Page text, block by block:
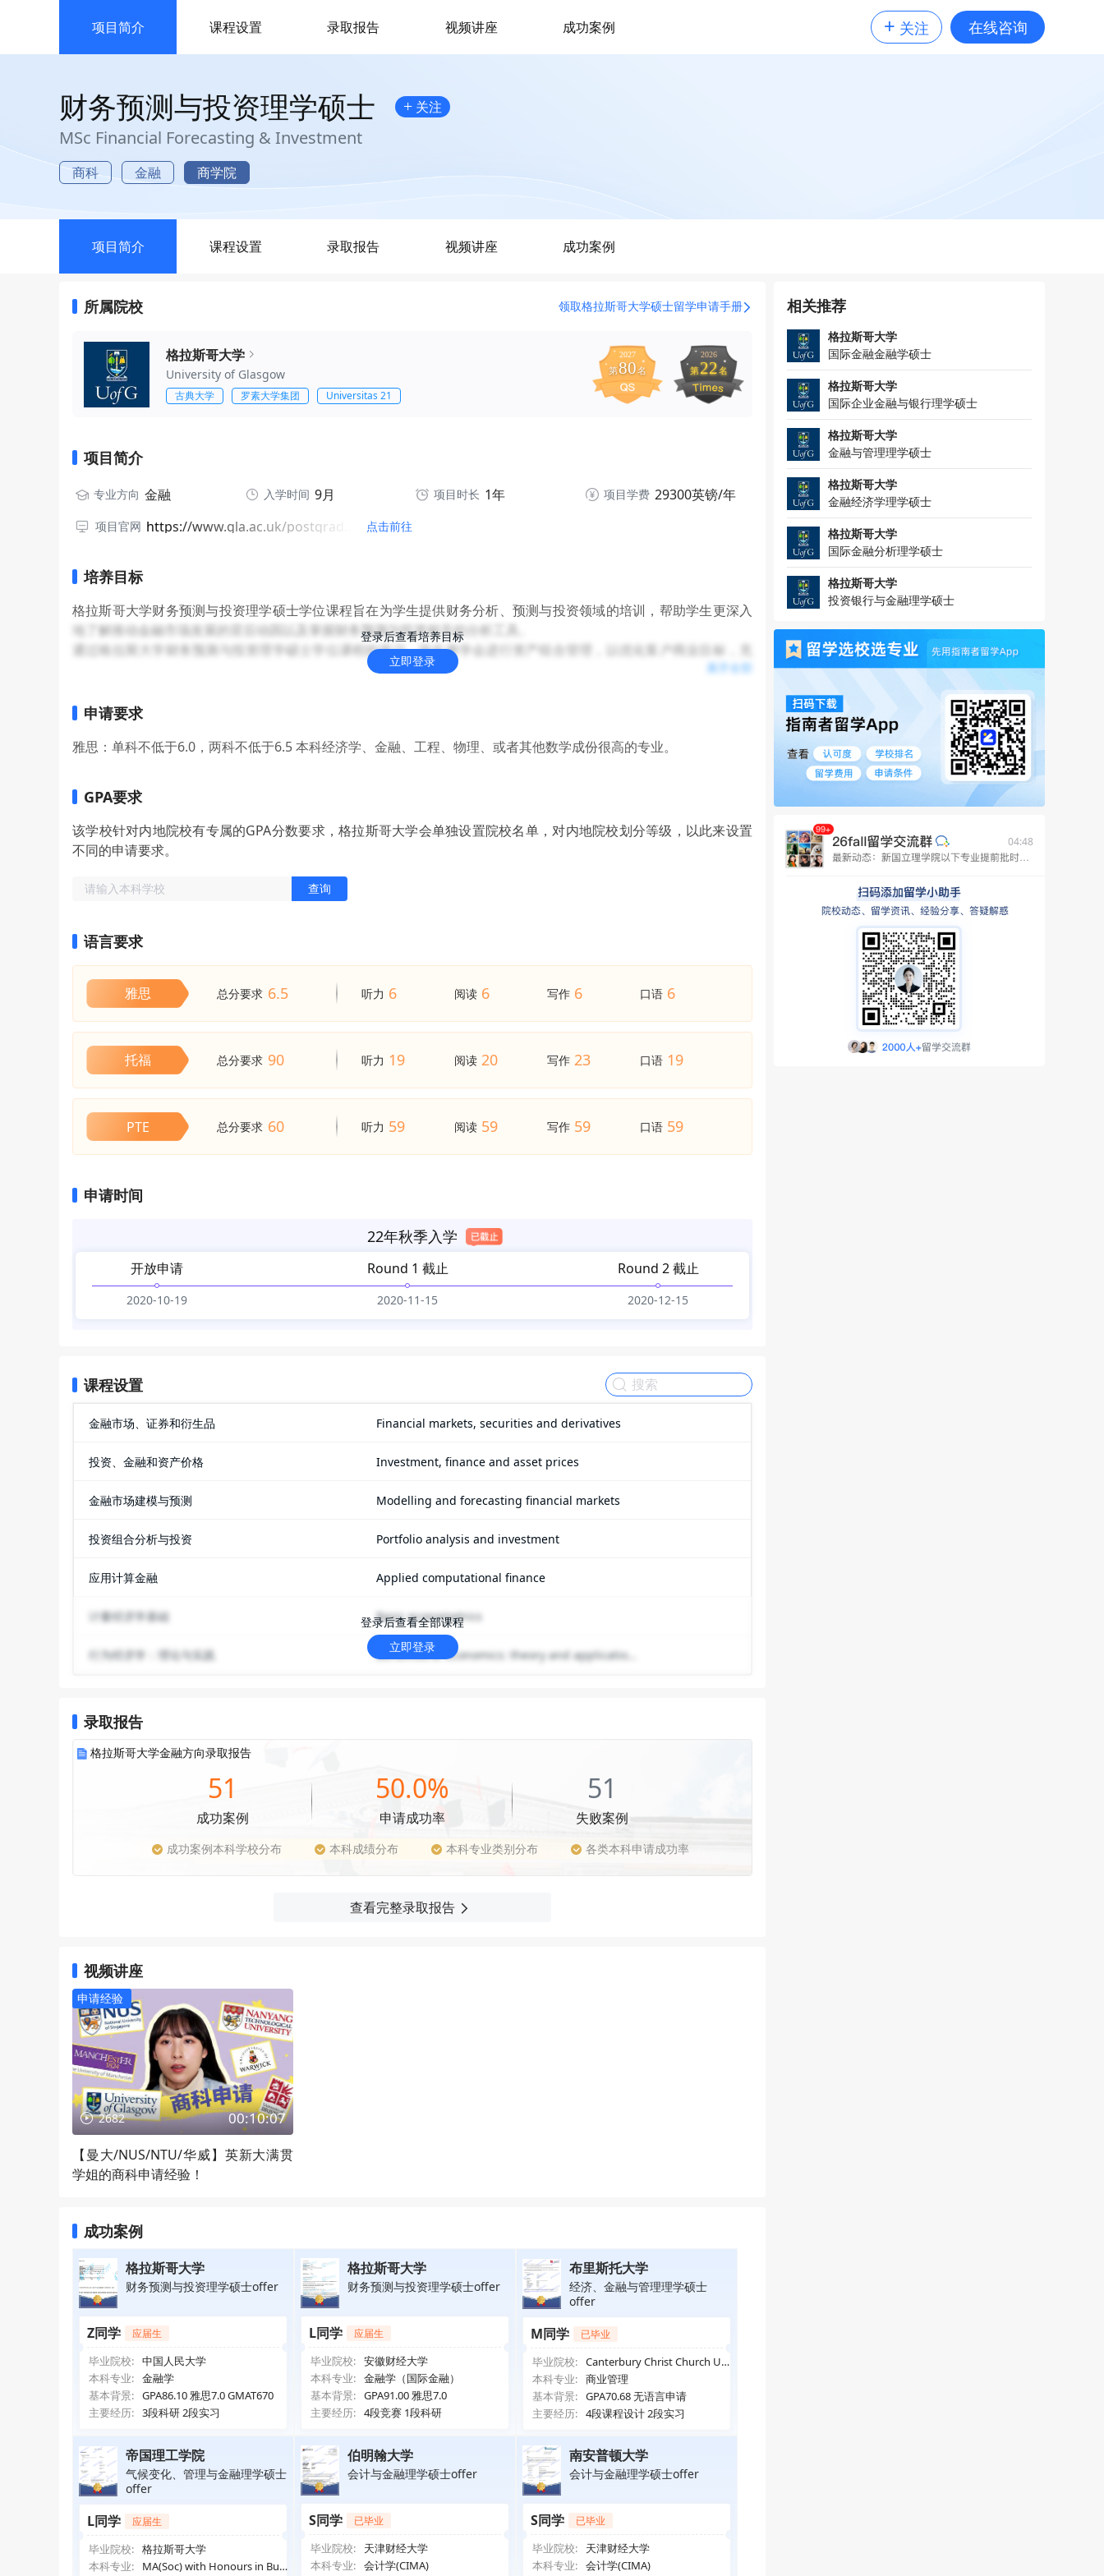
项目简介 课程设置 录取报告 视频讲座 成功案例 + 关注 在线咨询
财务预测与投资理学硕士 + 关注
MSc Financial Forecasting & Investment
商科 金融 商学院
项目简介 课程设置 录取报告 视频讲座 成功案例
所属院校 领取格拉斯哥大学硕士留学申请手册
格拉斯哥大学
University of Glasgow
古典大学 罗素大学集团 Universitas 21
2027
第80名
2026
第22名
项目简介
专业方向 金融 入学时间 9月 项目时长 1年 项目学费 29300英镑/年
项目官网 点击前往
登录后查看培养目标
立即登录
培养目标
格拉斯哥大学财务预测与投资理学硕士学位课程旨在为学生提供财务分析、预测与投资领域的培训，帮助学生更深入
地了解推动金融市场发展的背后动因以及掌握财务预测与投资相关的分析工具。
通过格拉斯大学财务预测与投资理学硕士学位课程的学习，学生将学会进行资产组合管理，以优化客户商业目标，充
分利用可获取的信息来预测未来股票、利息及汇率的走向，并提供金融投资分析。
讲座，诸如摩根士丹利的副董事长。
展开全部
申请要求
雅思：单科不低于6.0，两科不低于6.5 本科经济学、金融、工程、物理、或者其他数学成份很高的专业。
GPA要求
该学校针对内地院校有专属的GPA分数要求，格拉斯哥大学会单独设置院校名单，对内地院校划分等级，以此来设置
不同的申请要求。
查询
语言要求
雅思 总分要求 6.5 听力 6 阅读 6 写作 6 口语 6
托福 总分要求 90 听力 19 阅读 20 写作 23 口语 19
PTE 总分要求 60 听力 59 阅读 59 写作 59 口语 59
申请时间
22年秋季入学
开放申请
2020-10-19
Round 1 截止
2020-11-15
Round 2 截止
2020-12-15
课程设置
金融市场、证券和衍生品 Financial markets, securities and derivatives
投资、金融和资产价格 Investment, finance and asset prices
金融市场建模与预测 Modelling and forecasting financial markets
投资组合分析与投资 Portfolio analysis and investment
应用计算金融 Applied computational finance
计量经济学基础 Basic econometrics
行为经济学：理论与实践 Behavioural economics: theory and application
登录后查看全部课程
立即登录
录取报告
格拉斯哥大学金融方向录取报告
51
成功案例
50.0%
申请成功率
51
失败案例
成功案例本科学校分布 本科成绩分布 本科专业类别分布 各类本科申请成功率
查看完整录取报告
视频讲座
2682 00:10:07
申请经验
【曼大/NUS/NTU/华威】英新大满贯
学姐的商科申请经验！
成功案例
格拉斯哥大学
财务预测与投资理学硕士offer
Z同学 应届生
毕业院校: 中国人民大学
本科专业: 金融学
基本背景:
GPA86.10 雅思7.0 GMAT670
主要经历: 3段科研 2段实习
格拉斯哥大学
财务预测与投资理学硕士offer
L同学 应届生
毕业院校: 安徽财经大学
本科专业: 金融学（国际金融）
基本背景: GPA91.00 雅思7.0
主要经历: 4段竞赛 1段科研
布里斯托大学
经济、金融与管理理学硕士
offer
M同学 已毕业
毕业院校: Canterbury Christ Church Uni
versity
本科专业: 商业管理
基本背景: GPA70.68 无语言申请
主要经历: 4段课程设计 2段实习
帝国理工学院
气候变化、管理与金融理学硕士
offer
L同学 应届生
毕业院校: 格拉斯哥大学
本科专业:
MA(Soc) with Honours in Busi
伯明翰大学
会计与金融理学硕士offer
S同学 已毕业
毕业院校:
天津财经大学
本科专业: 会计学(CIMA)
南安普顿大学
会计与金融理学硕士offer
S同学 已毕业
毕业院校:
天津财经大学
本科专业: 会计学(CIMA)
相关推荐
格拉斯哥大学
国际金融金融学硕士
格拉斯哥大学
国际企业金融与银行理学硕士
格拉斯哥大学
金融与管理理学硕士
格拉斯哥大学
金融经济学理学硕士
格拉斯哥大学
国际金融分析理学硕士
格拉斯哥大学
投资银行与金融理学硕士
04:48
手机号格式错误，请检查后重试。
